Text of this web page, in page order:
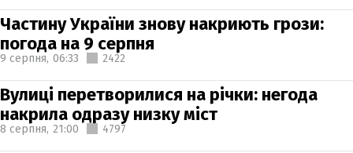
Частину України знову накриють грози:
погода на 9 серпня
9 серпня, 06:33 2422
Вулиці перетворилися на річки: негода
накрила одразу низку міст
8 серпня, 21:00 4797